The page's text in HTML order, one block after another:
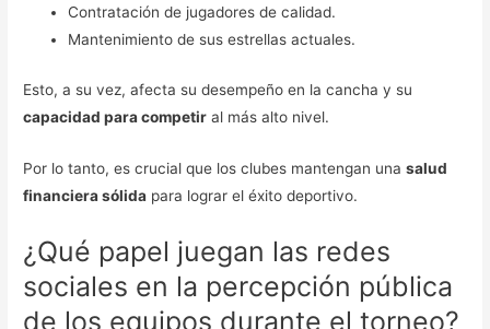
Contratación de jugadores de calidad.
Mantenimiento de sus estrellas actuales.
Esto, a su vez, afecta su desempeño en la cancha y su
capacidad para competir al más alto nivel.
Por lo tanto, es crucial que los clubes mantengan unasalud
financiera sólida para lograr el éxito deportivo.
¿Qué papel juegan las redes
sociales en la percepción pública
de los equipos durante el torneo?